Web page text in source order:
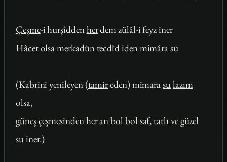
Çeşme-i hurşîddenherdem zülâl-i feyz iner
Hâcet olsa merkadün tecdîd iden mimârasu
(Kabrini yenileyen (tamireden) mimarasulazım
olsa,
güneşçeşmesindenheranbol bol saf, tatlı vegüzel
suiner.)